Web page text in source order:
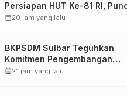
Persiapan HUT Ke-81 RI,
Upacara di Lapangan Ahmad
calendar_month20 jam yang lalu
BKPSDM Sulbar Teguhkan
Komitmen Pengembangan
Kompetensi ASN melalui
calendar_month21 jam yang lalu